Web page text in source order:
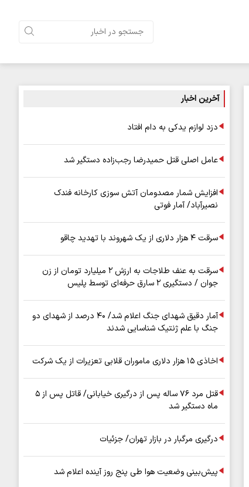
آخرین اخبار
دزد لوازم یدکی به دام افتاد
عامل اصلی قتل حمیدرضا رجب‌زاده دستگیر شد
افزایش شمار مصدومان آتش سوزی کارخانه فندک
نصیرآباد/ آمار فوتی
سرقت ۴ هزار دلاری از یک شهروند با تهدید چاقو
سرقت به عنف طلاجات به ارزش ۲ میلیارد تومان از زن
جوان / دستگیری ۲ سارق حرفه‌ای توسط پلیس
آمار دقیق شهدای جنگ اعلام شد/ ۴۰ درصد از شهدای دو
جنگ با علم ژنتیک شناسایی شدند
اخاذی ۱۵ هزار دلاری ماموران قلابی تعزیرات از یک شرکت
قتل مرد ۷۶ ساله پس از درگیری خیابانی/ قاتل پس از ۵
ماه دستگیر شد
درگیری مرگبار در بازار تهران/ جزئیات
پیش‌بینی وضعیت هوا طی پنج روز آینده اعلام شد